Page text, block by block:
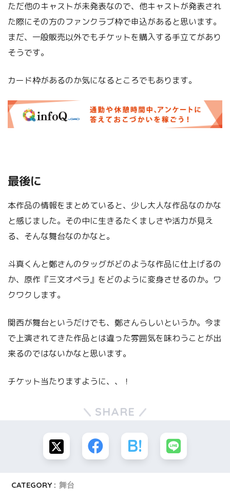
ただ他のキャストが未発表なので、他キャストが発表され
た際にその方のファンクラブ枠で申込があると思います。
まだ、一般販売以外でもチケットを購入する手立てがあり
そうです。
カード枠があるのか気になるところでもあります。
最後に
本作品の情報をまとめていると、少し大人な作品なのかな
と感じました。その中に生きるたくましさや活力が見え
る、そんな舞台なのかなと。
斗真くんと鄭さんのタッグがどのような作品に仕上げるの
か、原作『三文オペラ』をどのように変身させるのか。ワ
クワクします。
関西が舞台というだけでも、鄭さんらしいというか。今ま
で上演されてきた作品とは違った雰囲気を味わうことが出
来るのではないかなと思います。
チケット当たりますように、、！
SHARE
CATEGORY : 舞台